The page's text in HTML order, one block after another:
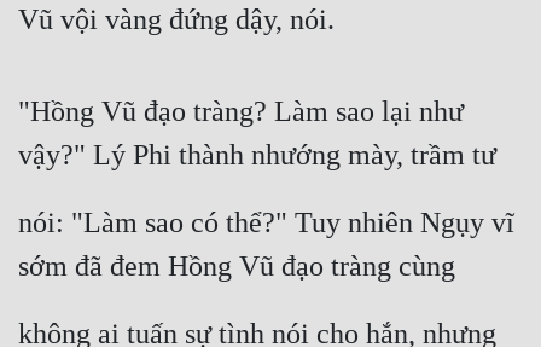
Vũ vội vàng đứng dậy, nói.
"Hồng Vũ đạo tràng? Làm sao lại như
vậy?" Lý Phi thành nhướng mày, trầm tư
nói: "Làm sao có thể?" Tuy nhiên Ngụy vĩ
sớm đã đem Hồng Vũ đạo tràng cùng
không ai tuấn sự tình nói cho hắn, nhưng